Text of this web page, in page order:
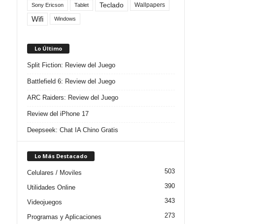
Sony Ericson Tablet Teclado Wallpapers
Wifi Windows
Lo Último
Split Fiction: Review del Juego
Battlefield 6: Review del Juego
ARC Raiders: Review del Juego
Review del iPhone 17
Deepseek: Chat IA Chino Gratis
Lo Más Destacado
Celulares / Moviles 503
Utilidades Online 390
Videojuegos 343
Programas y Aplicaciones 273